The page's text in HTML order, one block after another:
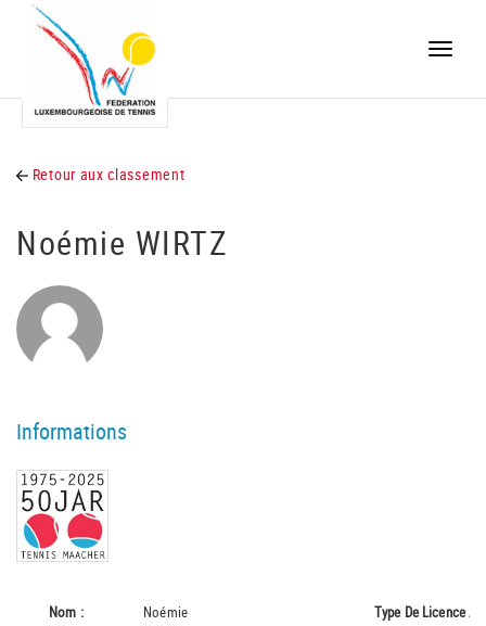
Toggle
Retour aux classement
Noémie WIRTZ
Informations
Nom :
Noémie
Type De LicenceA